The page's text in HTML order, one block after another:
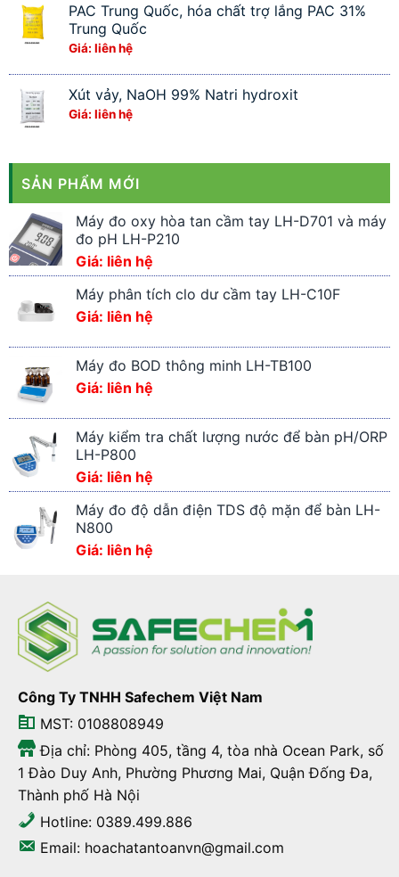
PAC Trung Quốc, hóa chất trợ lắng PAC 31%
Trung Quốc
Giá: liên hệ
Xút vảy, NaOH 99% Natri hydroxit
Giá: liên hệ
SẢN PHẨM MỚI
Máy đo oxy hòa tan cầm tay LH-D701 và máy
đo pH LH-P210
Giá: liên hệ
Máy phân tích clo dư cầm tay LH-C10F
Giá: liên hệ
Máy đo BOD thông minh LH-TB100
Giá: liên hệ
Máy kiểm tra chất lượng nước để bàn pH/ORP
LH-P800
Giá: liên hệ
Máy đo độ dẫn điện TDS độ mặn để bàn LH-
N800
Giá: liên hệ
Công Ty TNHH Safechem Việt Nam
MST: 0108808949
Địa chỉ: Phòng 405, tầng 4, tòa nhà Ocean Park, số
1 Đào Duy Anh, Phường Phương Mai, Quận Đống Đa,
Thành phố Hà Nội
Hotline: 0389.499.886
Email: hoachatantoanvn@gmail.com